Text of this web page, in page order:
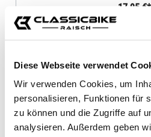
Diese Webseite verwendet
Wir verwenden Cookies, um
personalisieren, Funktionen für
zu können und die Zugriffe auf
analysieren. Außerdem geben
17,95 €*
Ausführung:
16,90 €*